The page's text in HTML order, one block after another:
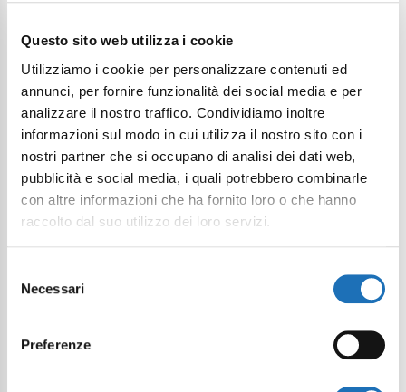
Questo sito web utilizza i cookie
Utilizziamo i cookie per personalizzare contenuti ed
annunci, per fornire funzionalità dei social media e per
analizzare il nostro traffico. Condividiamo inoltre
informazioni sul modo in cui utilizza il nostro sito con i
nostri partner che si occupano di analisi dei dati web,
pubblicità e social media, i quali potrebbero combinarle
con altre informazioni che ha fornito loro o che hanno
raccolto dal suo utilizzo dei loro servizi.
delNecessari
Preferenze
Il tuo viaggio digitale dentro Cesenatico